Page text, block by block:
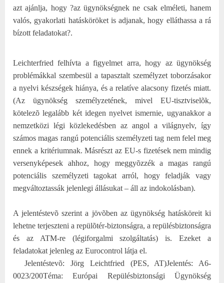
azt ajánlja, hogy ?az ügynökségnek ne csak elméleti, hanem
valós, gyakorlati hatásköröket is adjanak, hogy elláthassa a rá
bízott feladatokat?.
Leichterfried felhívta a figyelmet arra, hogy az ügynökség
problémákkal szembesül a tapasztalt személyzet toborzásakor
a nyelvi készségek hiánya, és a relatíve alacsony fizetés miatt.
(Az ügynökség személyzetének, mivel EU-tisztviselõk,
kötelezõ legalább két idegen nyelvet ismernie, ugyanakkor a
nemzetközi légi közlekedésben az angol a világnyelv, így
számos magas rangú potenciális személyzeti tag nem felel meg
ennek a kritériumnak. Másrészt az EU-s fizetések nem mindig
versenyképesek ahhoz, hogy meggyõzzék a magas rangú
potenciális személyzeti tagokat arról, hogy feladják vagy
megváltoztassák jelenlegi állásukat – áll az indokolásban).
A jelentéstevõ szerint a jövõben az ügynökség hatásköreit ki
lehetne terjeszteni a repülõtér-biztonságra, a repülésbiztonságra
és az ATM-re (légiforgalmi szolgáltatás) is. Ezeket a
feladatokat jelenleg az Eurocontrol látja el.
Jelentéstevõ: Jörg Leichtfried (PES, AT)Jelentés: A6-
0023/200Téma: Európai Repülésbiztonsági Ügynökség